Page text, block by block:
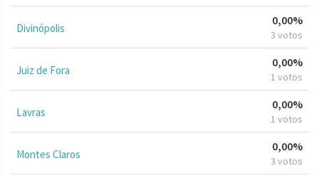
Divinópolis
0,00%
3 votos
Juiz de Fora
0,00%
1 votos
Lavras
0,00%
1 votos
Montes Claros
0,00%
3 votos